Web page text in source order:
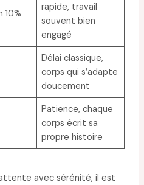
10%
rapide, travail
souvent bien
engagé
Délai classique,
corps qui s’adapte
doucement
Patience, chaque
corps écrit sa
propre histoire
avec sérénité, il est